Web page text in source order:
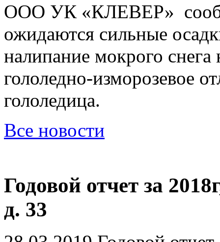
ООО УК «КЛЕВЕР»
ожидаются сильные
налипание мокрого снега
гололедно-изморозевое
гололедица.
Все новости
Годовой отчет за
д. 33